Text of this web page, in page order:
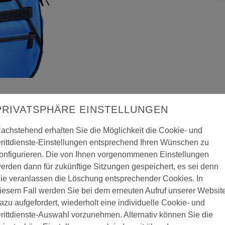
STORCH
robustem Nylongewebe bietet einer Vielzahl von Werkzeugen
EINSTELLUNGEN
erhalten Sie die Möglichkeit die Cookie- und
Einstellungen entsprechend Ihren Wünschen zu
Die von Ihnen vorgenommenen Einstellungen
dann für zukünftige Sitzungen gespeichert, es sei denn
veranlassen die Löschung entsprechender Cookies. In
Fall werden Sie bei dem erneuten Aufruf unserer
aufgefordert, wiederholt eine individuelle Cookie- und
Auswahl vorzunehmen. Alternativ können Sie die